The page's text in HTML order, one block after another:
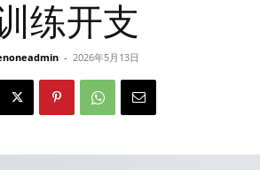
练开支
- 2026年5月13日